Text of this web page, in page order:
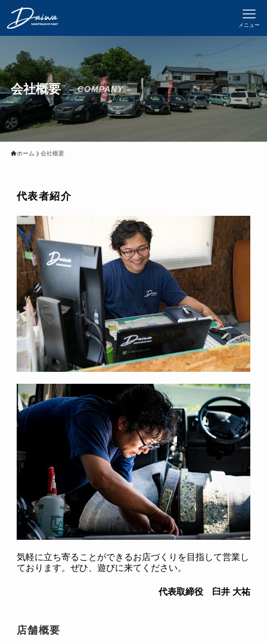
メニュー
会社概要 – COMPANY –
ホーム 会社概要
代表者紹介
気軽に立ち寄ることができるお店づくりを目指して営業し
ております。ぜひ、遊びに来てください。
代表取締役 臼井 大祐
店舗概要